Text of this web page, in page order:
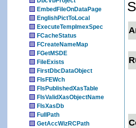
EmbedFileOnDataPage
EnglishPictToLocal
ExecuteTempImexSpec
FCacheStatus
FCreateNameMap
FGetMSDE
FileExists
FirstDbcDataObject
FIsFEWch
FIsPublishedXasTable
FIsValidXasObjectName
FIsXasDb
FullPath
GetAccWizRCPath